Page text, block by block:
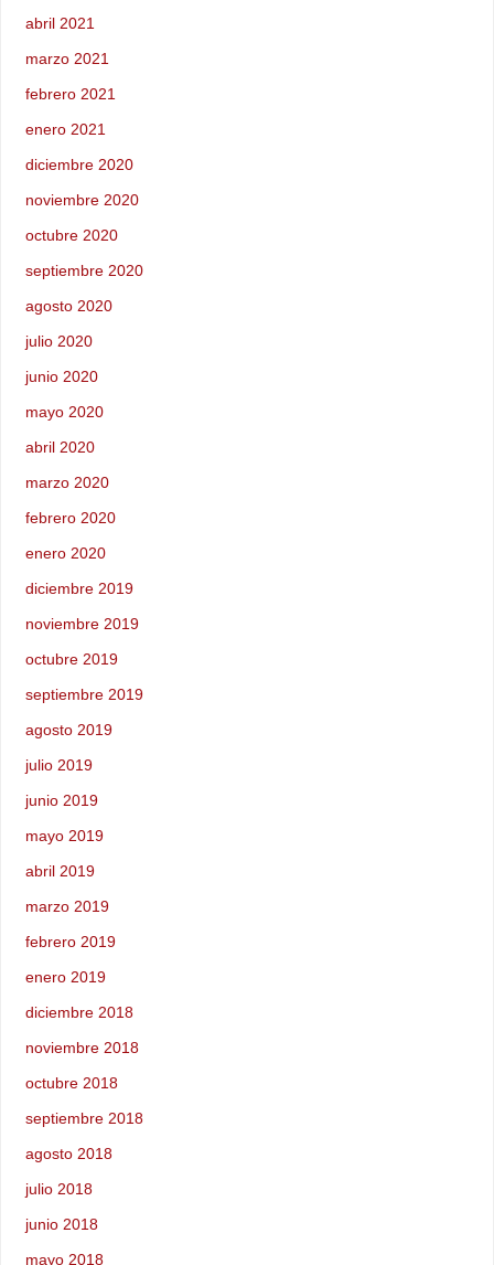
abril 2021
marzo 2021
febrero 2021
enero 2021
diciembre 2020
noviembre 2020
octubre 2020
septiembre 2020
agosto 2020
julio 2020
junio 2020
mayo 2020
abril 2020
marzo 2020
febrero 2020
enero 2020
diciembre 2019
noviembre 2019
octubre 2019
septiembre 2019
agosto 2019
julio 2019
junio 2019
mayo 2019
abril 2019
marzo 2019
febrero 2019
enero 2019
diciembre 2018
noviembre 2018
octubre 2018
septiembre 2018
agosto 2018
julio 2018
junio 2018
mayo 2018